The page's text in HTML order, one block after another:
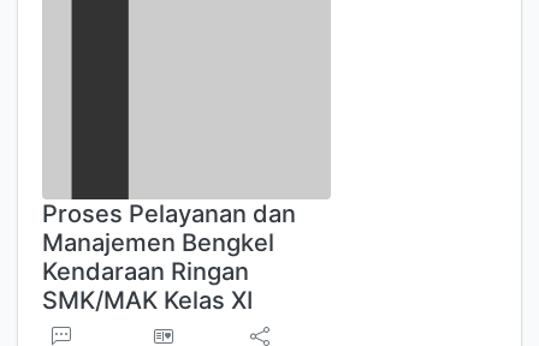
Proses Pelayanan dan
Manajemen Bengkel
Kendaraan Ringan
SMK/MAK Kelas XI